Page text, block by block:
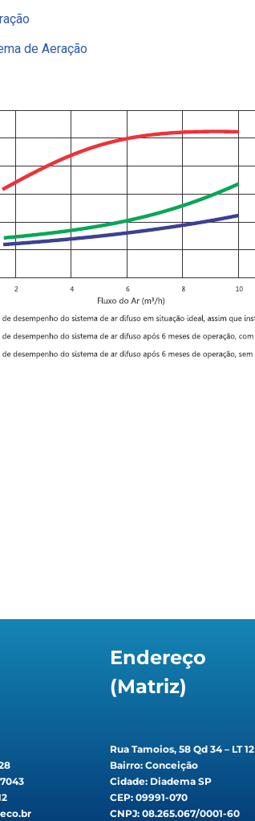
de Aeração
Endereço
(Matriz)
Rua Tamoios, 58 Qd 34 – LT 12
Bairro: Conceição
Cidade: Diadema SP
CEP: 09991-070
CNPJ: 08.265.067/0001-60